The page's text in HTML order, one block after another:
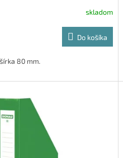
skladom
Do košíka
80 mm.